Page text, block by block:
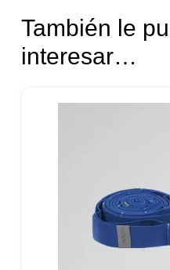
También le
interesar…